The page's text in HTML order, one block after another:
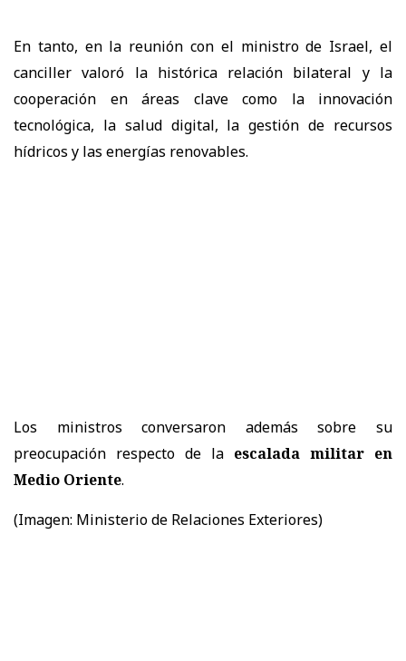
En tanto, en la reunión con el ministro de Israel, el
canciller valoró la histórica relación bilateral y la
cooperación en áreas clave como la innovación
tecnológica, la salud digital, la gestión de recursos
hídricos y las energías renovables.
Los ministros conversaron además sobre su
preocupación respecto de la escalada militar en
Medio Oriente.
(Imagen: Ministerio de Relaciones Exteriores)